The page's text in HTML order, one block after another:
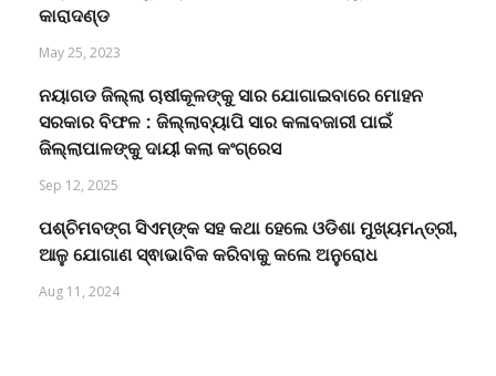
କାରାଦଣ୍ଡ
May 25, 2023
ନୟାଗଡ ଜିଲ୍ଲା ଚାଷୀକୂଳଙ୍କୁ ସାର ଯୋଗାଇବାରେ ମୋହନ
ସରକାର ବିଫଳ : ଜିଲ୍ଲାବ୍ୟାପି ସାର କଳାବଜାରୀ ପାଇଁ
ଜିଲ୍ଲାପାଳଙ୍କୁ ଦାୟୀ କଲା କଂଗ୍ରେସ
Sep 12, 2025
ପଶ୍ଚିମବଙ୍ଗ ସିଏମ୍‌ଙ୍କ ସହ କଥା ହେଲେ ଓଡିଶା ମୁଖ୍ୟମନ୍ତ୍ରୀ,
ଆଳୁ ଯୋଗାଣ ସ୍ଵାଭାବିକ କରିବାକୁ କଲେ ଅନୁରୋଧ
Aug 11, 2024